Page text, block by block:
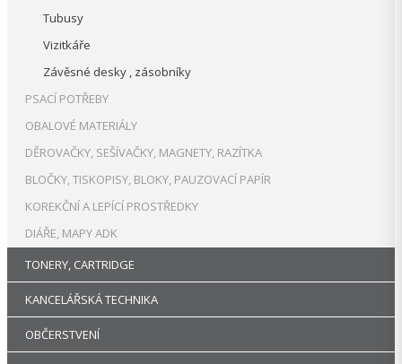
Tubusy
Vizitkáře
Závěsné desky , zásobníky
PSACÍ POTŘEBY
OBALOVÉ MATERIÁLY
DĚROVAČKY, SEŠÍVAČKY, MAGNETY, RAZÍTKA
BLOČKY, TISKOPISY, BLOKY, PAUZOVACÍ PAPÍR
KOREKČNÍ A LEPÍCÍ PROSTŘEDKY
DIÁŘE, MAPY ADK
TONERY, CARTRIDGE
KANCELÁŘSKÁ TECHNIKA
OBČERSTVENÍ